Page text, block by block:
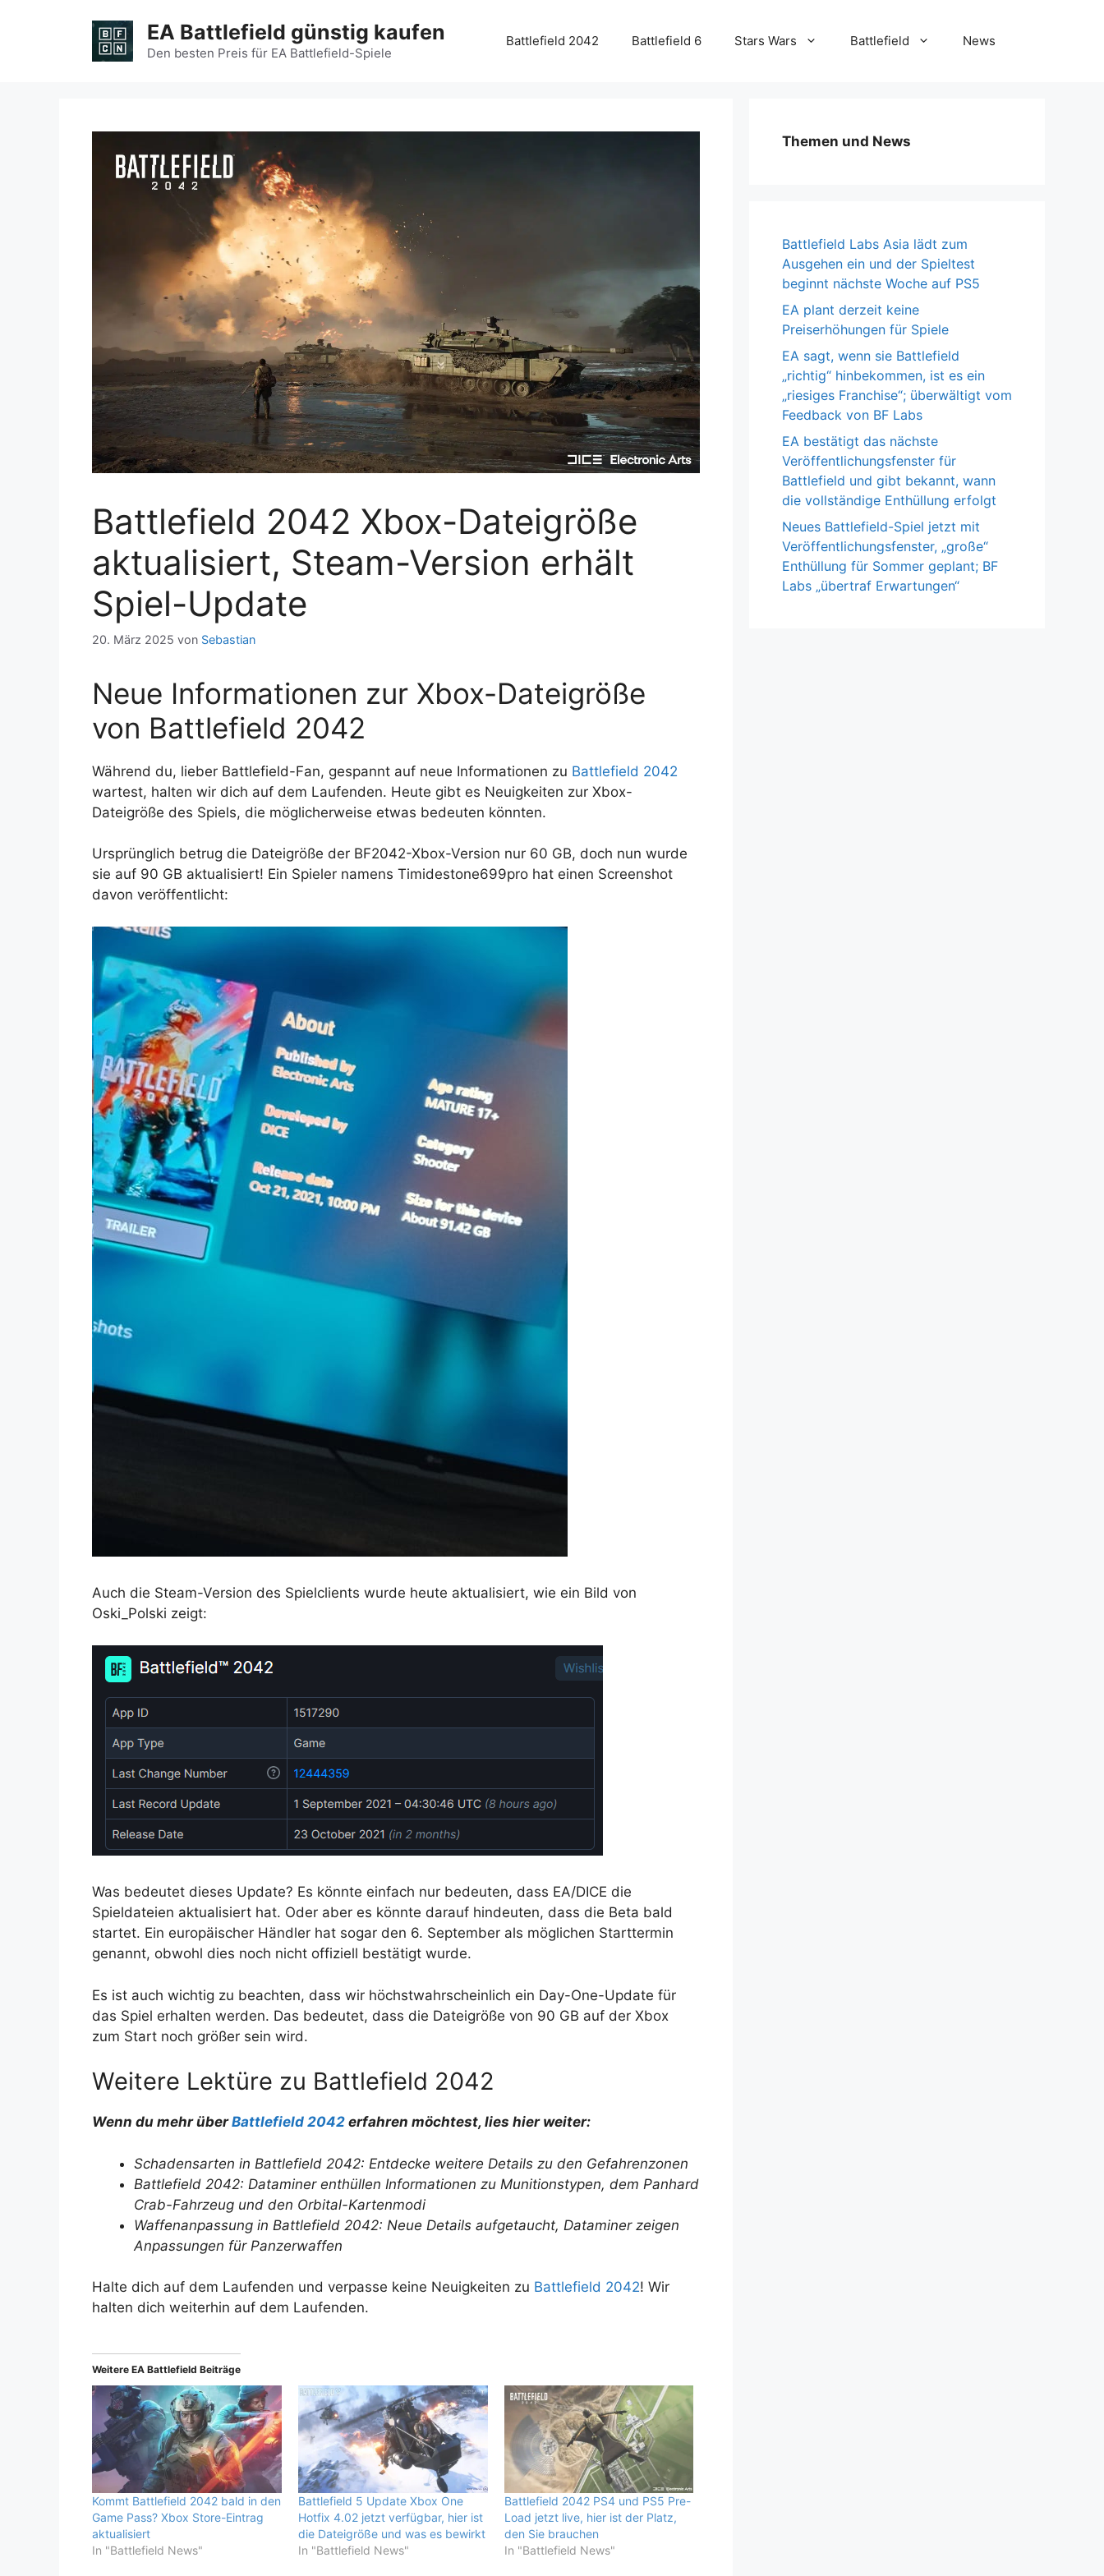
EA Battlefield günstig kaufen
Den besten Preis für EA Battlefield-Spiele
Battlefield 2042 Battlefield 6 Stars Wars Battlefield News
Battlefield 2042 Xbox-Dateigröße
aktualisiert, Steam-Version erhält
Spiel-Update
20. März 2025 von Sebastian
Neue Informationen zur Xbox-Dateigröße
von Battlefield 2042
Während du, lieber Battlefield-Fan, gespannt auf neue Informationen zu Battlefield 2042
wartest, halten wir dich auf dem Laufenden. Heute gibt es Neuigkeiten zur Xbox-
Dateigröße des Spiels, die möglicherweise etwas bedeuten könnten.
Ursprünglich betrug die Dateigröße der BF2042-Xbox-Version nur 60 GB, doch nun wurde
sie auf 90 GB aktualisiert! Ein Spieler namens Timidestone699pro hat einen Screenshot
davon veröffentlicht:
Auch die Steam-Version des Spielclients wurde heute aktualisiert, wie ein Bild von
Oski_Polski zeigt:
Was bedeutet dieses Update? Es könnte einfach nur bedeuten, dass EA/DICE die
Spieldateien aktualisiert hat. Oder aber es könnte darauf hindeuten, dass die Beta bald
startet. Ein europäischer Händler hat sogar den 6. September als möglichen Starttermin
genannt, obwohl dies noch nicht offiziell bestätigt wurde.
Es ist auch wichtig zu beachten, dass wir höchstwahrscheinlich ein Day-One-Update für
das Spiel erhalten werden. Das bedeutet, dass die Dateigröße von 90 GB auf der Xbox
zum Start noch größer sein wird.
Weitere Lektüre zu Battlefield 2042
Wenn du mehr überBattlefield 2042 erfahren möchtest, lies hier weiter:
Schadensarten in Battlefield 2042: Entdecke weitere Details zu den Gefahrenzonen
Battlefield 2042: Dataminer enthüllen Informationen zu Munitionstypen, dem Panhard
Crab-Fahrzeug und den Orbital-Kartenmodi
Waffenanpassung in Battlefield 2042: Neue Details aufgetaucht, Dataminer zeigen
Anpassungen für Panzerwaffen
Halte dich auf dem Laufenden und verpasse keine Neuigkeiten zu Battlefield 2042! Wir
halten dich weiterhin auf dem Laufenden.
Weitere EA Battlefield Beiträge
Kommt Battlefield 2042 bald in den
Game Pass? Xbox Store-Eintrag
aktualisiert
In "Battlefield News"
Battlefield 5 Update Xbox One
Hotfix 4.02 jetzt verfügbar, hier ist
die Dateigröße und was es bewirkt
In "Battlefield News"
Battlefield 2042 PS4 und PS5 Pre-
Load jetzt live, hier ist der Platz,
den Sie brauchen
In "Battlefield News"
Themen und News
Battlefield Labs Asia lädt zum
Ausgehen ein und der Spieltest
beginnt nächste Woche auf PS5
EA plant derzeit keine
Preiserhöhungen für Spiele
EA sagt, wenn sie Battlefield
„richtig“ hinbekommen, ist es ein
„riesiges Franchise“; überwältigt vom
Feedback von BF Labs
EA bestätigt das nächste
Veröffentlichungsfenster für
Battlefield und gibt bekannt, wann
die vollständige Enthüllung erfolgt
Neues Battlefield-Spiel jetzt mit
Veröffentlichungsfenster, „große“
Enthüllung für Sommer geplant; BF
Labs „übertraf Erwartungen“